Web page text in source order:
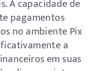
A capacidade de
pagamentos
no ambiente Pix
a
em suas